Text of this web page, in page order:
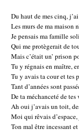
Du haut de mes cinq,
Les murs de ma maison
Je pensais ma famille
Qui me protègerait de
Mais c’était un’ prison
Tu y régnais en maître,
Tu y avais ta cour et tes
Tant d’années sont
De ta méchanceté de
Ah oui j’avais un toit,
Moi qui rêvais d’espace,
Ton mal être incessant